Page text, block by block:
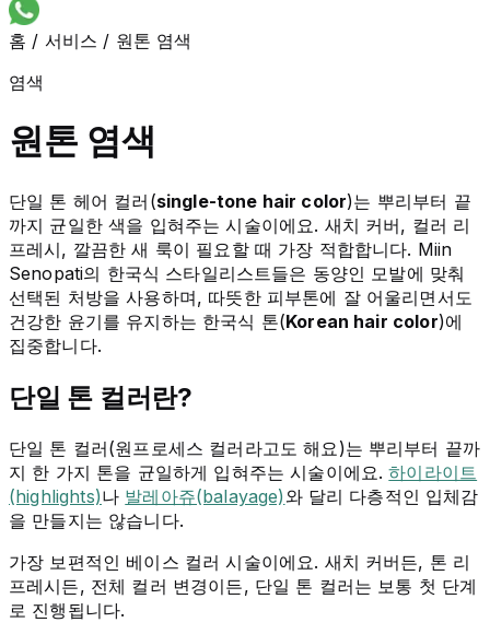
홈 / 서비스 / 원톤 염색
염색
원톤 염색
단일 톤 헤어 컬러(single-tone hair color)는 뿌리부터 끝
까지 균일한 색을 입혀주는 시술이에요. 새치 커버, 컬러 리
프레시, 깔끔한 새 룩이 필요할 때 가장 적합합니다. Miin
Senopati의 한국식 스타일리스트들은 동양인 모발에 맞춰
선택된 처방을 사용하며, 따뜻한 피부톤에 잘 어울리면서도
건강한 윤기를 유지하는 한국식 톤(Korean hair color)에
집중합니다.
단일 톤 컬러란?
단일 톤 컬러(원프로세스 컬러라고도 해요)는 뿌리부터 끝까
지 한 가지 톤을 균일하게 입혀주는 시술이에요.하이라이트
(highlights)나 발레아쥬(balayage) 와 달리 다층적인 입체감
을 만들지는 않습니다.
가장 보편적인 베이스 컬러 시술이에요. 새치 커버든, 톤 리
프레시든, 전체 컬러 변경이든, 단일 톤 컬러는 보통 첫 단계
로 진행됩니다.